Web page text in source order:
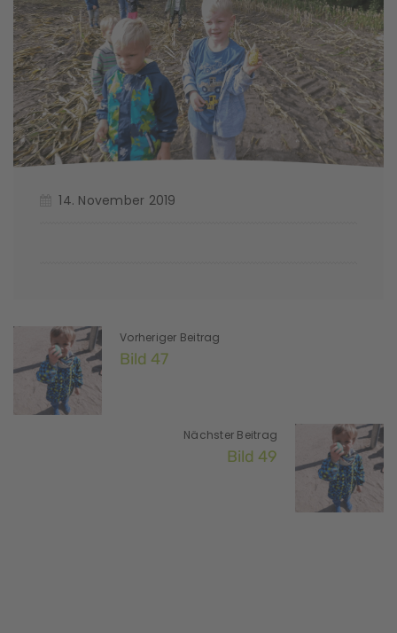
14. November 2019
Vorheriger Beitrag
Bild 47
Nächster Beitrag
Bild 49